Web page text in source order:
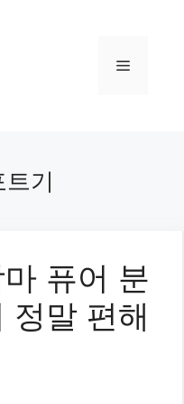
메
기
퓨어 분
정말 편해